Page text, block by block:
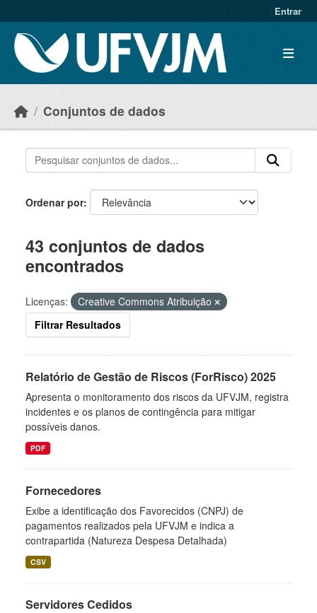
Entrar
Conjuntos de dados
Ordenar por
43 conjuntos de dados
encontrados
Licenças:
Creative Commons Atribuição
Filtrar Resultados
Relatório de Gestão de Riscos (ForRisco) 2025
Apresenta o monitoramento dos riscos da UFVJM, registra
incidentes e os planos de contingência para mitigar
possíveis danos.
PDF
Fornecedores
Exibe a identificação dos Favorecidos (CNPJ) de
pagamentos realizados pela UFVJM e indica a
contrapartida (Natureza Despesa Detalhada)
CSV
Servidores Cedidos